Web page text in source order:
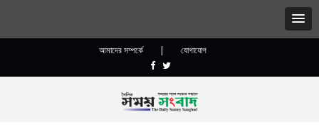
আমাদের সম্পর্কে | যোগাযোগ